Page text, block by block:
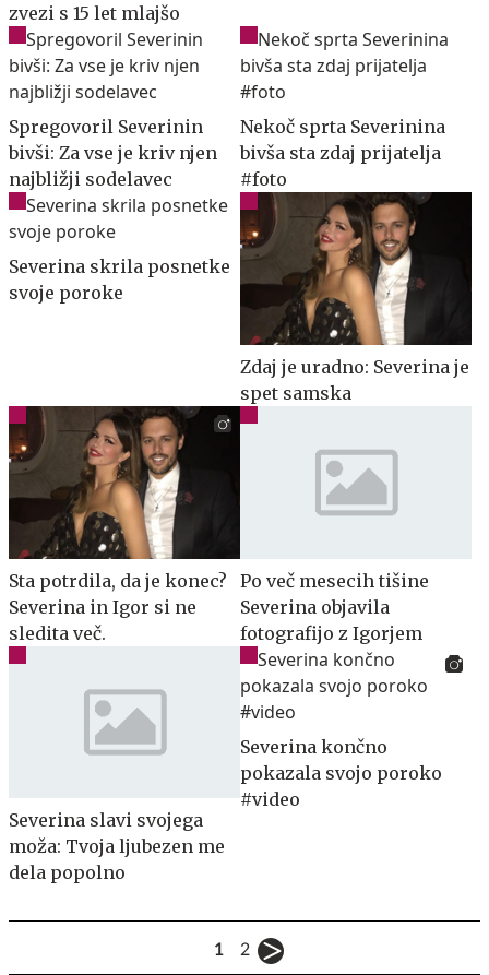
zvezi s 15 let mlajšo
Spregovoril Severinin
bivši: Za vse je kriv njen
najbližji sodelavec
Nekoč sprta Severinina
bivša sta zdaj prijatelja
#foto
Severina skrila posnetke
svoje poroke
Zdaj je uradno: Severina je
spet samska
Sta potrdila, da je konec?
Severina in Igor si ne
sledita več.
Po več mesecih tišine
Severina objavila
fotografijo z Igorjem
Severina slavi svojega
moža: Tvoja ljubezen me
dela popolno
Severina končno
pokazala svojo poroko
#video
1 2